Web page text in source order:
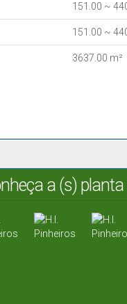
151 .00 ~
151 .00 ~
3637.00 m²
a (s)